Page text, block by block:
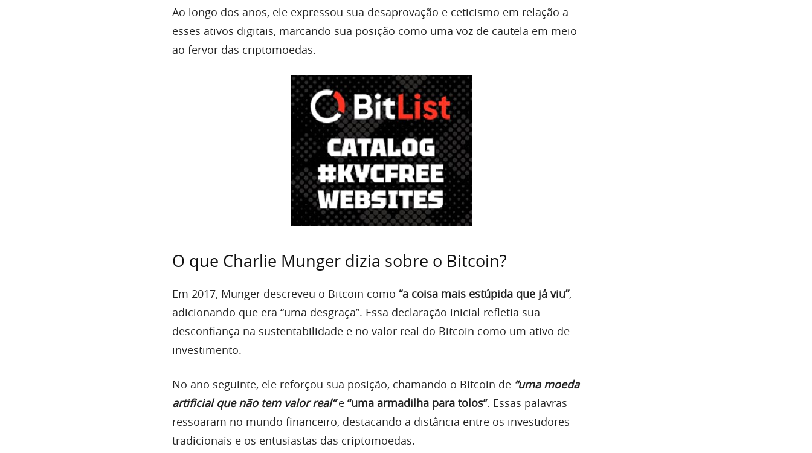
Ao longo dos anos, ele expressou sua desaprovação e ceticismo em relação a
esses ativos digitais, marcando sua posição como uma voz de cautela em meio
ao fervor das criptomoedas.
O que Charlie Munger dizia sobre o Bitcoin?
Em 2017, Munger descreveu o Bitcoin como “a coisa mais estúpida que já viu”,
adicionando que era “uma desgraça”. Essa declaração inicial refletia sua
desconfiança na sustentabilidade e no valor real do Bitcoin como um ativo de
investimento.
No ano seguinte, ele reforçou sua posição, chamando o Bitcoin de “uma moeda
artificial que não tem valor real”e “uma armadilha para tolos”. Essas palavras
ressoaram no mundo financeiro, destacando a distância entre os investidores
tradicionais e os entusiastas das criptomoedas.